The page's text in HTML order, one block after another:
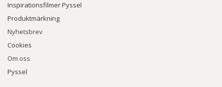
Inspirationsfilmer Pyssel
Produktmärkning
Nyhetsbrev
Cookies
Om oss
Pyssel